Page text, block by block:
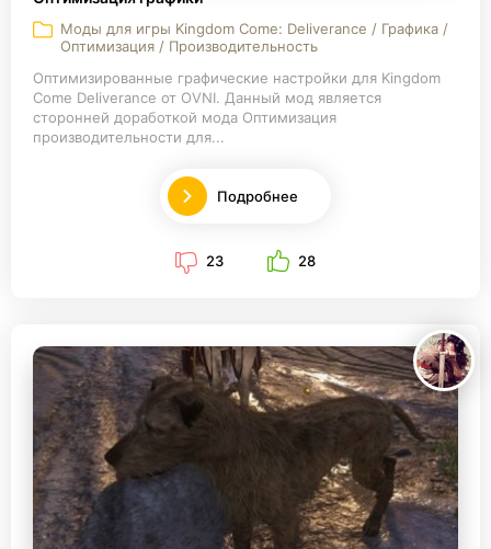
Моды для игры Kingdom Come: Deliverance / Графика /
Оптимизация / Производительность
Оптимизированные графические настройки для Kingdom
Come Deliverance от OVNI. Данный мод является
сторонней доработкой мода Оптимизация
производительности для...
Подробнее
23 28